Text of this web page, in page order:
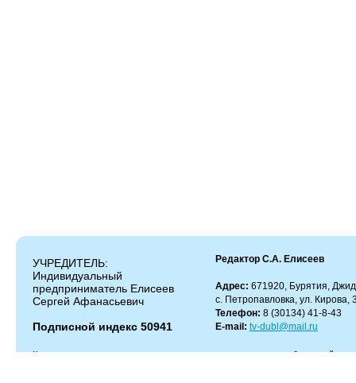
УЧРЕДИТЕЛЬ:
Индивидуальный
предприниматель Елисеев
Сергей Афанасьевич
Подписной индекс 50941
Редактор С.А. Елисеев
Адрес: 671920, Бурятия,
с. Петропавловка, ул. Кирова,
Телефон: 8 (30134) 41-8-43
E-mail: tv-dubl@mail.ru
Копирование и цитирование материалов разрешено только с работающей